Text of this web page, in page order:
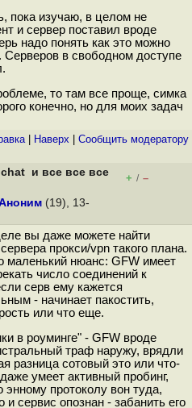
пока изучаю, в целом не
и сервер поставил вроде
надо понять как это можно
Серверов в свободном доступе
то там все проще, симка
конечно, но для моих задач
| Наверх Cообщить модератору
и все все все
+ / –
(19), 13-
вы даже можете найти
прокси/vpn такого плана.
маленький нюанс: GFW имеет
число соединений к
серв ему кажется
- начинает пакостить,
или что еще.
в роуминге" - GFW вроде
траф наружу, врядли
разница сотовый это или что-
умеет активный пробинг,
энному протоколу вон туда,
сервис опознан - забанить его